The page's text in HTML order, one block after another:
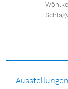
Wöhlke
Ausstellungen